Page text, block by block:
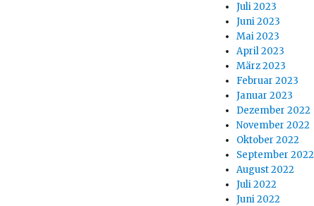
Juli 2023
Juni 2023
Mai 2023
April 2023
März 2023
Februar 2023
Januar 2023
Dezember 2022
November 2022
Oktober 2022
September 2022
August 2022
Juli 2022
Juni 2022